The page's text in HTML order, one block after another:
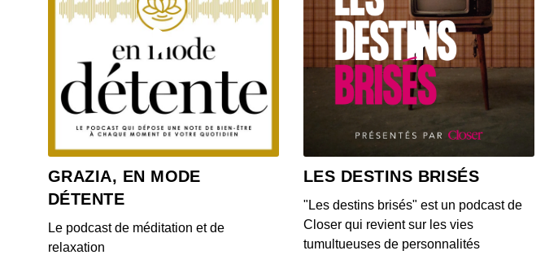
GRAZIA, EN MODE
DÉTENTE
Le podcast de méditation et de
relaxation
LES DESTINS BRISÉS
"Les destins brisés" est un podcast de
Closer qui revient sur les vies
tumultueuses de personnalités